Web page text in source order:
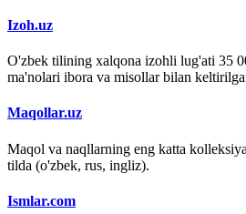
Izoh.uz
O'zbek tilining xalqona izohli lug'ati 35
ma'nolari ibora va misollar bilan
Maqollar.uz
Maqol va naqllarning eng katta
tilda (o'zbek, rus, ingliz).
Ismlar.com